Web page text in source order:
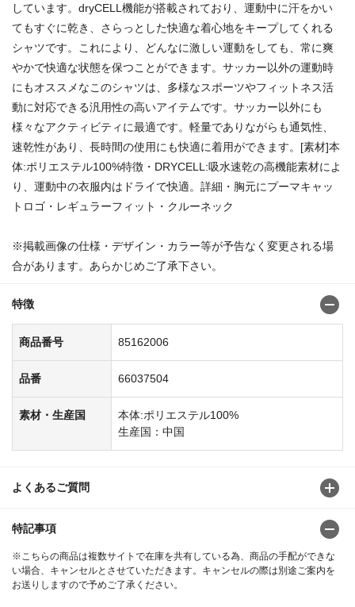
しています。dryCELL機能が搭載されており、運動中に汗をかい
てもすぐに乾き、さらっとした快適な着心地をキープしてくれる
シャツです。これにより、どんなに激しい運動をしても、常に爽
やかで快適な状態を保つことができます。サッカー以外の運動時
にもオススメなこのシャツは、多様なスポーツやフィットネス活
動に対応できる汎用性の高いアイテムです。サッカー以外にも
様々なアクティビティに最適です。軽量でありながらも通気性、
速乾性があり、長時間の使用にも快適に着用ができます。[素材]本
体:ポリエステル100%特徴・DRYCELL:吸水速乾の高機能素材によ
り、運動中の衣服内はドライで快適。詳細・胸元にプーマキャッ
トロゴ・レギュラーフィット・クルーネック
※掲載画像の仕様・デザイン・カラー等が予告なく変更される場
合があります。あらかじめご了承下さい。
特徴
商品番号 85162006
品番 66037504
素材・生産国
本体:ポリエステル100%
生産国：中国
よくあるご質問
特記事項
※こちらの商品は複数サイトで在庫を共有している為、商品の手配ができな
い場合、キャンセルとさせていただきます。キャンセルの際は別途ご案内を
お送りしますので予めご了承ください。